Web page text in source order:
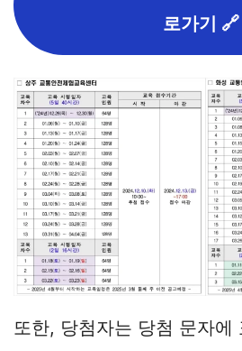
로가기 🔗
또한, 당첨자는 당첨 문자에